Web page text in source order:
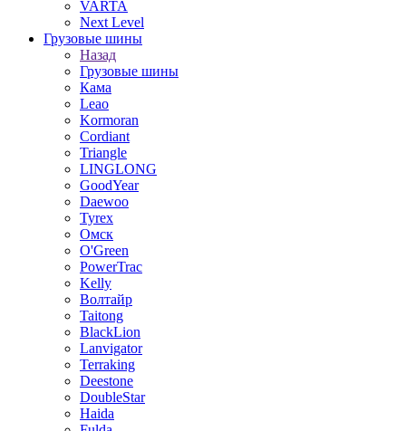
VARTA
Next Level
Грузовые шины
Назад
Грузовые шины
Кама
Leao
Kormoran
Cordiant
Triangle
LINGLONG
GoodYear
Daewoo
Tyrex
Омск
O'Green
PowerTrac
Kelly
Волтайр
Taitong
BlackLion
Lanvigator
Terraking
Deestone
DoubleStar
Haida